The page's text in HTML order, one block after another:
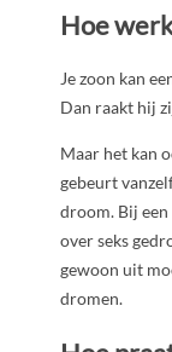
Hoe
Je zoon kan
Dan raakt hij
Maar het kan
gebeurt
droom. Bij
over seks
gewoon uit
dromen.